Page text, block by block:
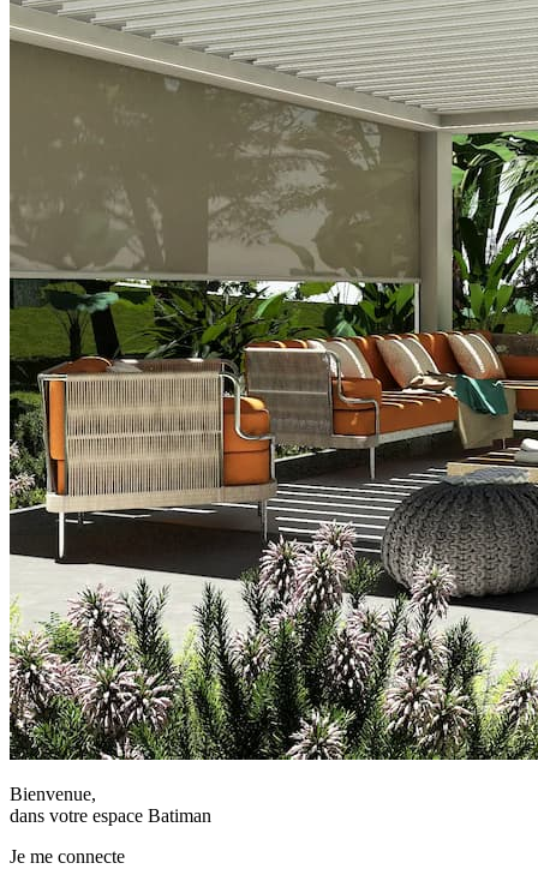
Bienvenue,
dans votre espace Batiman
Je me connecte